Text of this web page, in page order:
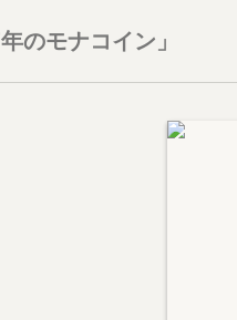
のモナコイン」